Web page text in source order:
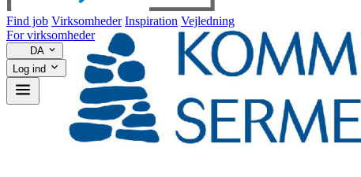
Find job Virksomheder Inspiration Vejledning
For virksomheder
DA
Log ind